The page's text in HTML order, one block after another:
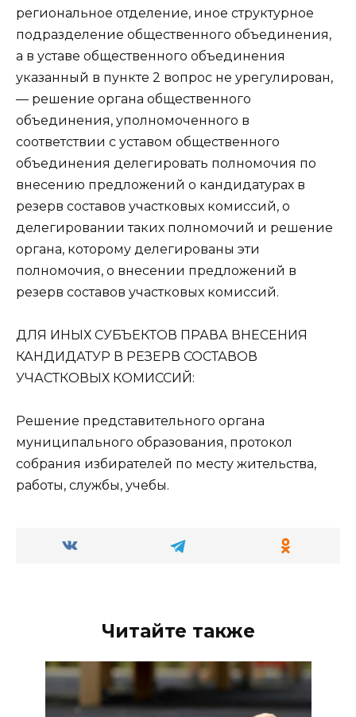
региональное отделение, иное структурное
подразделение общественного объединения,
а в уставе общественного объединения
указанный в пункте 2 вопрос не урегулирован,
— решение органа общественного
объединения, уполномоченного в
соответствии с уставом общественного
объединения делегировать полномочия по
внесению предложений о кандидатурах в
резерв составов участковых комиссий, о
делегировании таких полномочий и решение
органа, которому делегированы эти
полномочия, о внесении предложений в
резерв составов участковых комиссий.
ДЛЯ ИНЫХ СУБЪEКТОВ ПРАВА ВНEСEНИЯ
КАНДИДАТУР В РEЗEРВ СОСТАВОВ
УЧАСТКОВЫХ КОМИССИЙ:
Решение представительного органа
муниципального образования, протокол
собрания избирателей по месту жительства,
работы, службы, учебы.
Читайте также